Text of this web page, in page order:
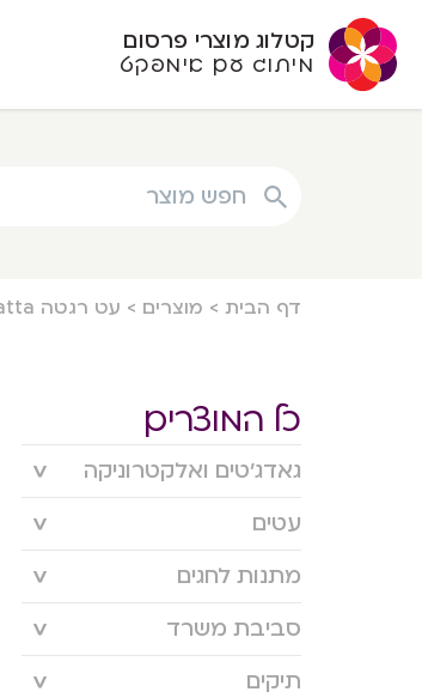
קטלוג מוצרי פרסום
מיתוג עם אימפקט
חפש מוצר
דף הבית > מוצרים > עט רגטה Regatta כדורי כרום קליפס זהב
כל המוצרים
גאדג’טים ואלקטרוניקה
עטים
מתנות לחגים
סביבת משרד
תיקים